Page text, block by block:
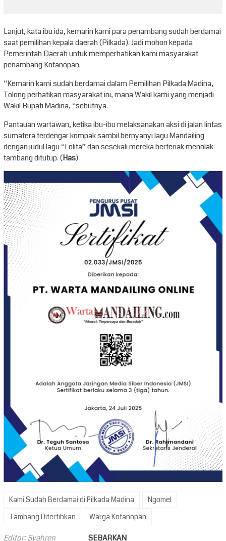
Lanjut, kata ibu ida, kemarin kami para penambang sudah berdamai
saat pemilihan kepala daerah (Pilkada). Jadi mohon kepada
Pemerintah Daerah untuk memperhatikan kami masyarakat
penambang Kotanopan.
“Kemarin kami sudah berdamai dalam Pemilihan Pilkada Madina,
Tolong perhatikan masyarakat ini, mana Wakil kami yang menjadi
Wakil Bupati Madina, “sebutnya.
Pantauan wartawan, ketika ibu-ibu melaksanakan aksi di jalan lintas
sumatera terdengar kompak sambil bernyanyi lagu Mandailing
dengan judul lagu “Lolita” dan sesekali mereka berteriak menolak
tambang ditutup. (Has)
Kami Sudah Berdamai di Pilkada Madina
Ngomel
Tambang Ditertibkan
Warga Kotanopan
Editor: Syahren SEBARKAN